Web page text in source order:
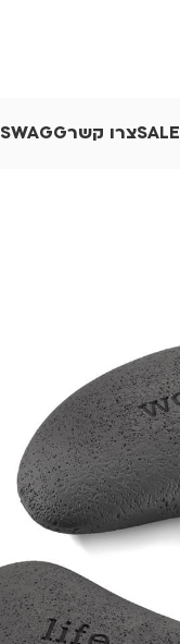
SALEצרו קשרSWAGG לעסקים